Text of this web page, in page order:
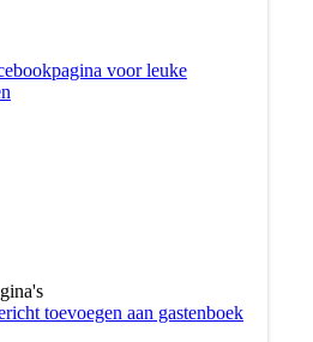
voor leuke
toevoegen aan gastenboek